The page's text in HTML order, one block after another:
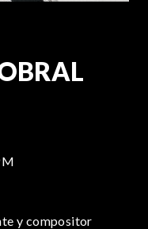
y compositor